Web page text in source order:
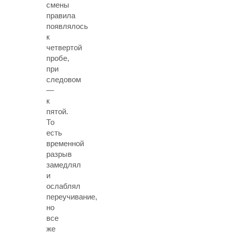
смены
правила
появлялось
к
четвертой
пробе,
при
следовом
—
к
пятой.
То
есть
временной
разрыв
замедлял
и
ослаблял
переучивание,
но
все
же